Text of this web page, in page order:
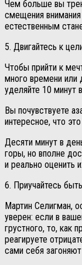
Чем больше вы
смещения
естественным
5. Двигайтесь к
Чтобы прийти к
много времени или
уделяйте 10 минут
Вы почувствуете
интересное, что
Десяти минут в
горы, но вполне
и реально оценить
6. Приучайтесь
Мартин Селигман,
уверен: если в
грустного, то, как
реагируете
сами себя